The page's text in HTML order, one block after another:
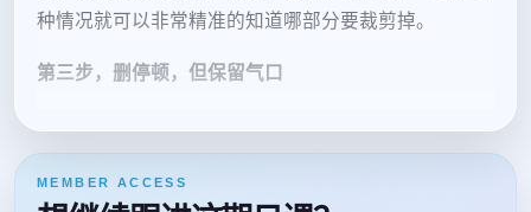
种情况就可以非常精准的知道哪部分要裁剪掉。
第三步，删停顿，但保留气口
MEMBER ACCESS